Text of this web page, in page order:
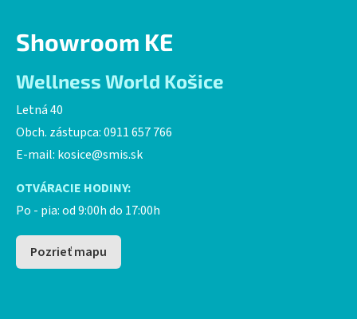
Showroom KE
Wellness World Košice
Letná 40
Obch. zástupca: 0911 657 766
E-mail: kosice@smis.sk
OTVÁRACIE HODINY:
Po - pia: od 9:00h do 17:00h
Pozrieť mapu